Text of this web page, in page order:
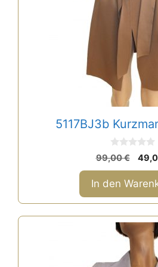
5117BJ3b
0
v
o
n
5
99,00€
Preis
war:
In den